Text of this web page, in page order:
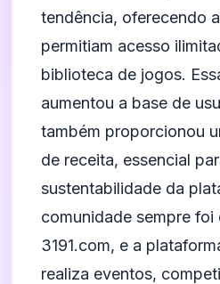
tendência, oferecendo
permitiam acesso
biblioteca de jogos.
aumentou a base de
também proporcionou
de receita, essencial
sustentabilidade da
comunidade sempre
3191.com, e a
realiza eventos,